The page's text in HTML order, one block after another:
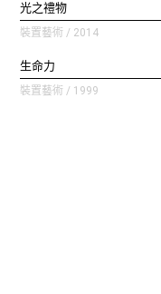
光之禮物
裝置藝術 / 2014
生命力
裝置藝術 / 1999